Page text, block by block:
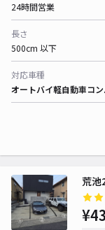
24時間営業
長さ
500cm 以下
対応車種
オートバイ軽自動車コ
荒池